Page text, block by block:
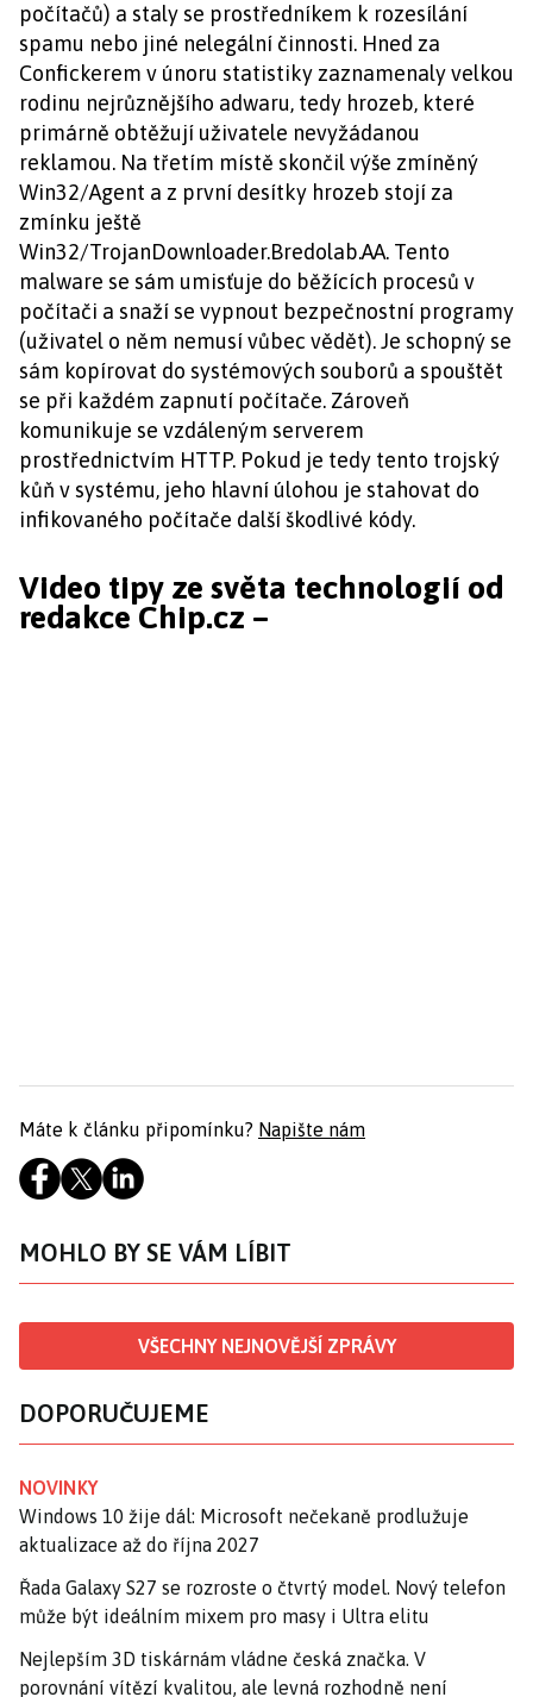
počítačů) a staly se prostředníkem k rozesílání
spamu nebo jiné nelegální činnosti. Hned za
Confickerem v únoru statistiky zaznamenaly velkou
rodinu nejrůznějšího adwaru, tedy hrozeb, které
primárně obtěžují uživatele nevyžádanou
reklamou. Na třetím místě skončil výše zmíněný
Win32/Agent a z první desítky hrozeb stojí za
zmínku ještě
Win32/TrojanDownloader.Bredolab.AA. Tento
malware se sám umisťuje do běžících procesů v
počítači a snaží se vypnout bezpečnostní programy
(uživatel o něm nemusí vůbec vědět). Je schopný se
sám kopírovat do systémových souborů a spouštět
se při každém zapnutí počítače. Zároveň
komunikuje se vzdáleným serverem
prostřednictvím HTTP. Pokud je tedy tento trojský
kůň v systému, jeho hlavní úlohou je stahovat do
infikovaného počítače další škodlivé kódy.
Video tipy ze světa technologií od
redakce Chip.cz –
Máte k článku připomínku? Napište nám
MOHLO BY SE VÁM LÍBIT
VŠECHNY NEJNOVĚJŠÍ ZPRÁVY
DOPORUČUJEME
NOVINKY
Windows 10 žije dál: Microsoft nečekaně prodlužuje
aktualizace až do října 2027
Řada Galaxy S27 se rozroste o čtvrtý model. Nový telefon
může být ideálním mixem pro masy i Ultra elitu
Nejlepším 3D tiskárnám vládne česká značka. V
porovnání vítězí kvalitou, ale levná rozhodně není